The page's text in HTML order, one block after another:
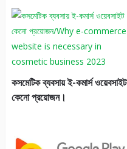
কসমেটিক ব্যবসায় ই-কমার্স ওয়েবসাইট
কেনো প্রয়োজন।